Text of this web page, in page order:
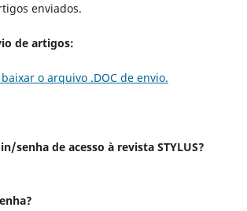
enviados.
de artigos:
o arquivo .DOC de envio.
senha de acesso à revista STYLUS?